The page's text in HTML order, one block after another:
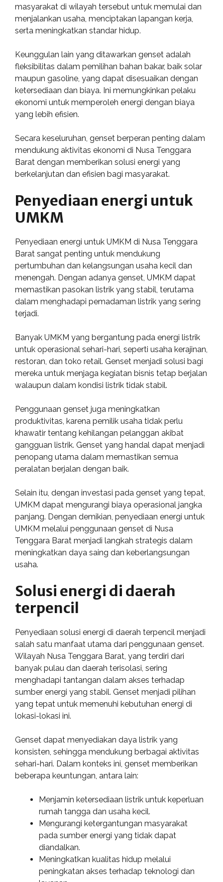
masyarakat di wilayah tersebut untuk memulai dan
menjalankan usaha, menciptakan lapangan kerja,
serta meningkatkan standar hidup.
Keunggulan lain yang ditawarkan genset adalah
fleksibilitas dalam pemilihan bahan bakar, baik solar
maupun gasoline, yang dapat disesuaikan dengan
ketersediaan dan biaya. Ini memungkinkan pelaku
ekonomi untuk memperoleh energi dengan biaya
yang lebih efisien.
Secara keseluruhan, genset berperan penting dalam
mendukung aktivitas ekonomi di Nusa Tenggara
Barat dengan memberikan solusi energi yang
berkelanjutan dan efisien bagi masyarakat.
Penyediaan energi untuk
UMKM
Penyediaan energi untuk UMKM di Nusa Tenggara
Barat sangat penting untuk mendukung
pertumbuhan dan kelangsungan usaha kecil dan
menengah. Dengan adanya genset, UMKM dapat
memastikan pasokan listrik yang stabil, terutama
dalam menghadapi pemadaman listrik yang sering
terjadi.
Banyak UMKM yang bergantung pada energi listrik
untuk operasional sehari-hari, seperti usaha kerajinan,
restoran, dan toko retail. Genset menjadi solusi bagi
mereka untuk menjaga kegiatan bisnis tetap berjalan
walaupun dalam kondisi listrik tidak stabil.
Penggunaan genset juga meningkatkan
produktivitas, karena pemilik usaha tidak perlu
khawatir tentang kehilangan pelanggan akibat
gangguan listrik. Genset yang handal dapat menjadi
penopang utama dalam memastikan semua
peralatan berjalan dengan baik.
Selain itu, dengan investasi pada genset yang tepat,
UMKM dapat mengurangi biaya operasional jangka
panjang. Dengan demikian, penyediaan energi untuk
UMKM melalui penggunaan genset di Nusa
Tenggara Barat menjadi langkah strategis dalam
meningkatkan daya saing dan keberlangsungan
usaha.
Solusi energi di daerah
terpencil
Penyediaan solusi energi di daerah terpencil menjadi
salah satu manfaat utama dari penggunaan genset.
Wilayah Nusa Tenggara Barat, yang terdiri dari
banyak pulau dan daerah terisolasi, sering
menghadapi tantangan dalam akses terhadap
sumber energi yang stabil. Genset menjadi pilihan
yang tepat untuk memenuhi kebutuhan energi di
lokasi-lokasi ini.
Genset dapat menyediakan daya listrik yang
konsisten, sehingga mendukung berbagai aktivitas
sehari-hari. Dalam konteks ini, genset memberikan
beberapa keuntungan, antara lain:
Menjamin ketersediaan listrik untuk keperluan
rumah tangga dan usaha kecil.
Mengurangi ketergantungan masyarakat
pada sumber energi yang tidak dapat
diandalkan.
Meningkatkan kualitas hidup melalui
peningkatan akses terhadap teknologi dan